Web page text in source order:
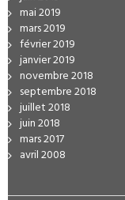
mai 2019
mars 2019
février 2019
janvier 2019
novembre 2018
septembre 2018
juillet 2018
juin 2018
mars 2017
avril 2008